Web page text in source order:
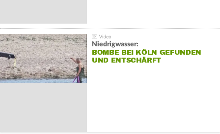
Niedrigwasser:
BOMBE BEI KÖLN GEFUNDEN
UND ENTSCHÄRFT